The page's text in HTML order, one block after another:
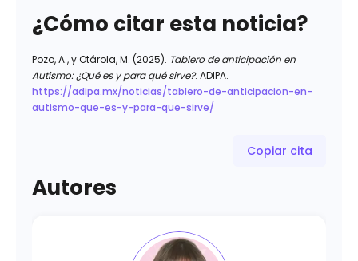
¿Cómo citar esta noticia?
Pozo, A., y Otárola, M. (2025). Tablero de anticipación en
Autismo: ¿Qué es y para qué sirve?. ADIPA.
https://adipa.mx/noticias/tablero-de-anticipacion-en-
autismo-que-es-y-para-que-sirve/
Copiar cita
Autores